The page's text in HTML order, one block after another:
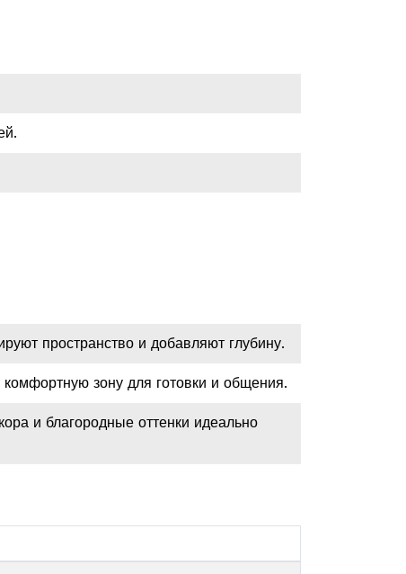
пространство и добавляют глубину.
зону для готовки и общения.
и благородные оттенки идеально